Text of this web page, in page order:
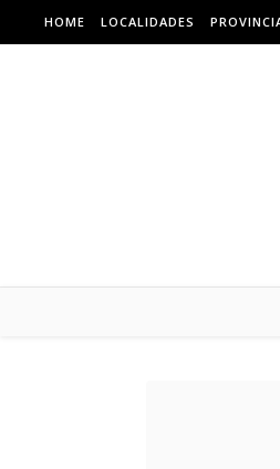
Skip to content
HOME LOCALIDADES